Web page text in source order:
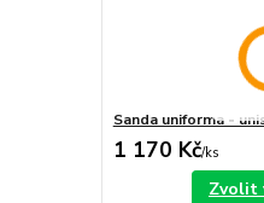
Sanda uniforma -
1 170 Kč/ks
Zvolit